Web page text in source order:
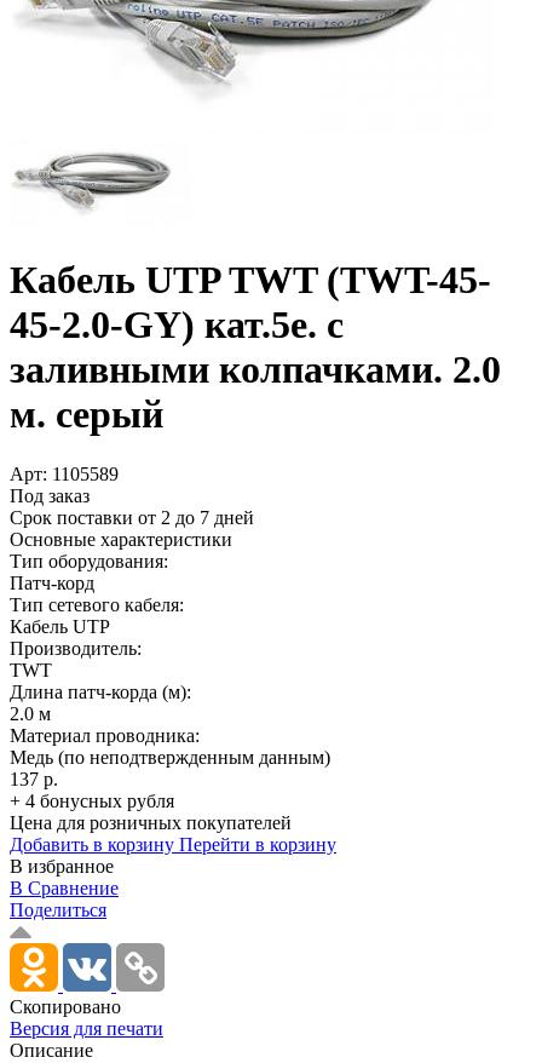
Кабель UTP TWT (TWT-45-
45-2.0-GY) кат.5e. с
заливными колпачками. 2.0
м. серый
Арт: 1105589
Под заказ
Срок поставки от 2 до 7 дней
Основные характеристики
Тип оборудования:
Патч-корд
Тип сетевого кабеля:
Кабель UTP
Производитель:
TWT
Длина патч-корда (м):
2.0 м
Материал проводника:
Медь (по неподтвержденным данным)
137 р.
+ 4 бонусных рубля
Цена для розничных покупателей
Добавить в корзину Перейти в корзину
В избранное
В Сравнение
Поделиться
Скопировано
Версия для печати
Описание